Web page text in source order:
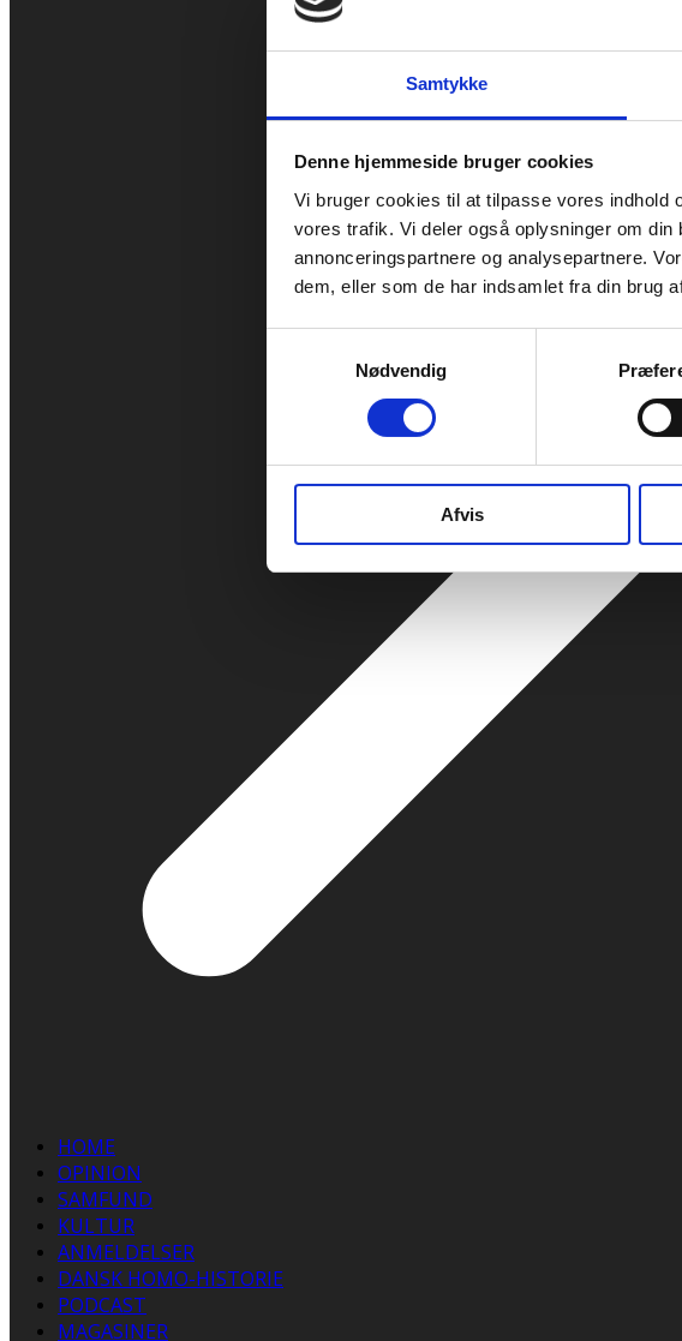
Samtykke
Denne hjemmeside bruger cookies
Vi bruger cookies til at tilpasse vores indhold
vores trafik. Vi deler også oplysninger om
annonceringspartnere og analysepartnere.
dem, eller som de har indsamlet fra din brug
Nødvendig
Afvis
HOME
OPINION
SAMFUND
KULTUR
ANMELDELSER
DANSK HOMO-HISTORIE
PODCAST
MAGASINER